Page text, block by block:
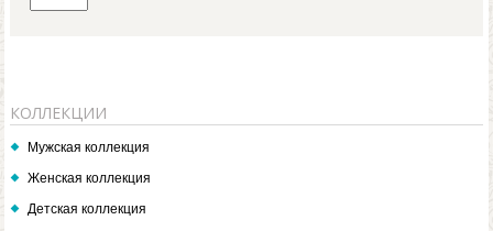
КОЛЛЕКЦИИ
Мужская коллекция
Женская коллекция
Детская коллекция